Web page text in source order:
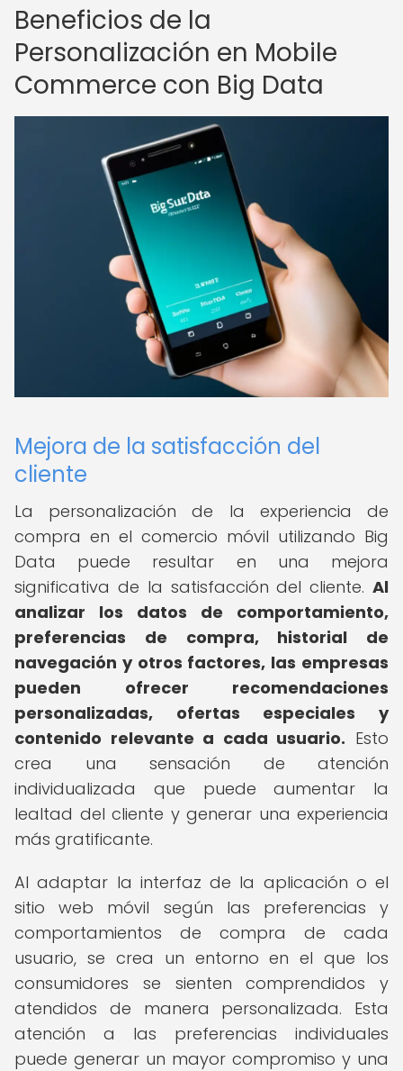
Beneficios de la
Personalización en Mobile
Commerce con Big Data
Mejora de la satisfacción del
cliente
La personalización de la experiencia de
compra en el comercio móvil utilizando Big
Data puede resultar en una mejora
significativa de la satisfacción del cliente. Al
analizar los datos de comportamiento,
preferencias de compra, historial de
navegación y otros factores, las empresas
pueden ofrecer recomendaciones
personalizadas, ofertas especiales y
contenido relevante a cada usuario. Esto
crea una sensación de atención
individualizada que puede aumentar la
lealtad del cliente y generar una experiencia
más gratificante.
Al adaptar la interfaz de la aplicación o el
sitio web móvil según las preferencias y
comportamientos de compra de cada
usuario, se crea un entorno en el que los
consumidores se sienten comprendidos y
atendidos de manera personalizada. Esta
atención a las preferencias individuales
puede generar un mayor compromiso y una